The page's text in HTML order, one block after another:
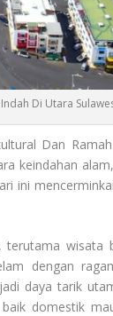
Di Utara
Dan
keindahan
ini
wisata
dengan
daya tarik
domestik